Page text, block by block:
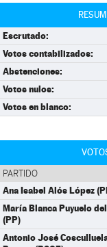
Escrutado:
Votos contabilizados:
Abstenciones:
Votos nulos:
Votos en blanco:
PARTIDO
Ana Isabel Alós López
María Blanca Puyuelo
(PP)
Antonio José